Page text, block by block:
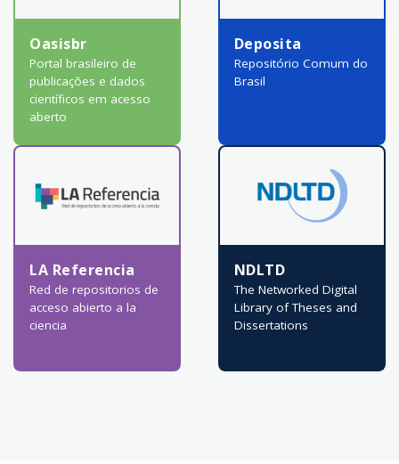
Oasisbr
Portal brasileiro de
publicações e dados
científicos em acesso
aberto
Deposita
Repositório Comum do
Brasil
LA Referencia
Red de repositorios de
acceso abierto a la
ciencia
NDLTD
The Networked Digital
Library of Theses and
Dissertations